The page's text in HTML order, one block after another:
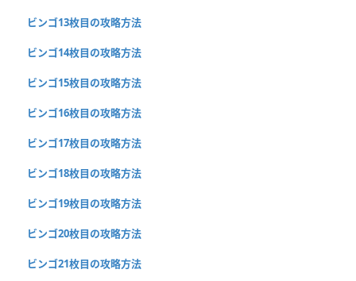
ビンゴ13枚目の攻略方法
ビンゴ14枚目の攻略方法
ビンゴ15枚目の攻略方法
ビンゴ16枚目の攻略方法
ビンゴ17枚目の攻略方法
ビンゴ18枚目の攻略方法
ビンゴ19枚目の攻略方法
ビンゴ20枚目の攻略方法
ビンゴ21枚目の攻略方法